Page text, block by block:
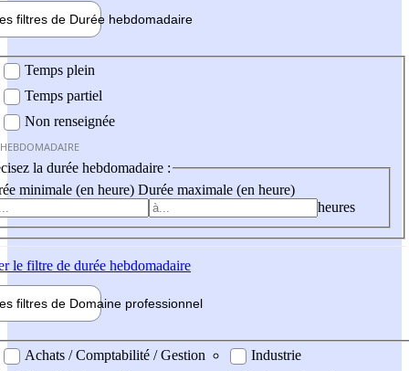
filtres de Durée hebdomadaire
Temps plein
Temps partiel
Non renseignée
la durée hebdomadaire :
minimale (en heure) Durée maximale (en heure)
heures
le filtre de durée hebdomadaire
filtres de Domaine professionnel
professionel
Achats / Comptabilité / Gestion
Industrie